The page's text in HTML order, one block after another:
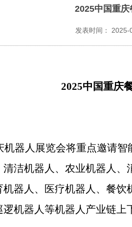
2025中国重
发表时间： 2025-
2025中国重庆
机器人展览会将重点邀请智
清洁机器人、农业机器人
机器人、医疗机器人、餐
逻机器人等机器人产业链上